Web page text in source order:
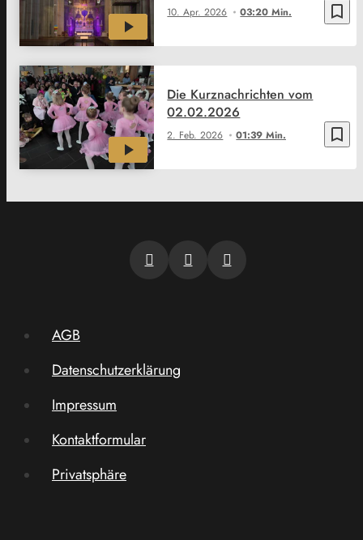
bookmark_border
10. Apr. 2026 03:20 Min.
bookmark_border
2. Feb. 2026 01:39 Min.
Die Kurznachrichten vom
02.02.2026
AGB
Datenschutzerklärung
Impressum
Kontaktformular
Privatsphäre